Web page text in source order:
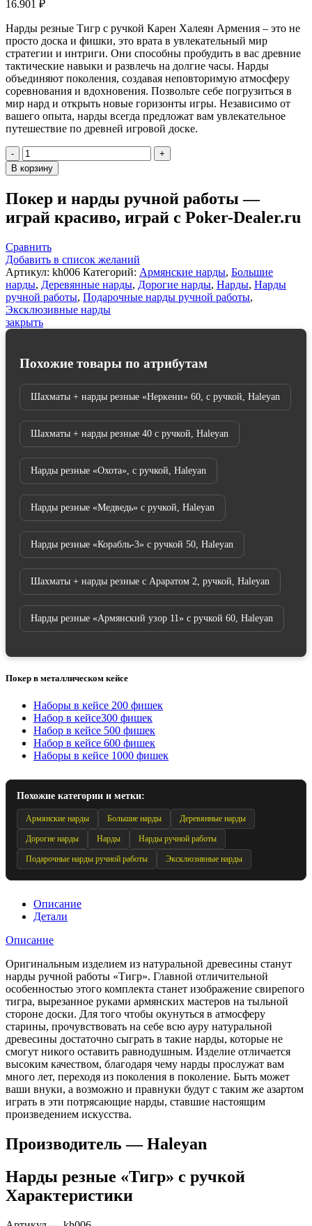
16.901 ₽
Нарды резные Тигр с ручкой Карен Халеян Армения – это не
просто доска и фишки, это врата в увлекательный мир
стратегии и интриги. Они способны пробудить в вас древние
тактические навыки и развлечь на долгие часы. Нарды
объединяют поколения, создавая неповторимую атмосферу
соревнования и вдохновения. Позвольте себе погрузиться в
мир нард и открыть новые горизонты игры. Независимо от
вашего опыта, нарды всегда предложат вам увлекательное
путешествие по древней игровой доске.
Количество
товара
Нарды
"Тигр"
с
ручкой,
В корзину
Покер и нарды ручной работы —
играй красиво, играй с Poker-Dealer.ru
Сравнить
Добавить в список желаний
Артикул: kh006 Категорий: Армянские нарды, Большие
нарды, Деревянные нарды, Дорогие нарды, Нарды, Нарды
ручной работы, Подарочные нарды ручной работы,
Эксклюзивные нарды
закрыть
Похожие товары по атрибутам
Шахматы + нарды резные «Неркени» 60, с ручкой, Haleyan
Шахматы + нарды резные 40 с ручкой, Haleyan
Нарды резные «Охота», с ручкой, Haleyan
Нарды резные «Медведь» с ручкой, Haleyan
Нарды резные «Корабль-3» с ручкой 50, Haleyan
Шахматы + нарды резные с Араратом 2, ручкой, Haleyan
Нарды резные «Армянский узор 11» с ручкой 60, Haleyan
Покер в металлическом кейсе
Наборы в кейсе 200 фишек
Набор в кейсе300 фишек
Набор в кейсе 500 фишек
Набор в кейсе 600 фишек
Наборы в кейсе 1000 фишек
Похожие категории и метки:
Армянские нарды Большие нарды Деревянные нарды
Дорогие нарды Нарды Нарды ручной работы
Подарочные нарды ручной работы Эксклюзивные нарды
Описание
Детали
Описание
Оригинальным изделием из натуральной древесины станут
нарды ручной работы «Тигр». Главной отличительной
особенностью этого комплекта станет изображение свирепого
тигра, вырезанное руками армянских мастеров на тыльной
стороне доски. Для того чтобы окунуться в атмосферу
старины, прочувствовать на себе всю ауру натуральной
древесины достаточно сыграть в такие нарды, которые не
смогут никого оставить равнодушным. Изделие отличается
высоким качеством, благодаря чему нарды прослужат вам
много лет, переходя из поколения в поколение. Быть может
ваши внуки, а возможно и правнуки будут с таким же азартом
играть в эти потрясающие нарды, ставшие настоящим
произведением искусства.
Производитель — Haleyan
Нарды резные «Тигр» с ручкой
Характеристики